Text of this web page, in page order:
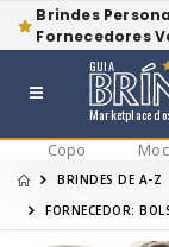
Brindes
Fornecedores
Marketplace
GUIA
Copo
BRINDES DE A-Z
FORNECEDOR: